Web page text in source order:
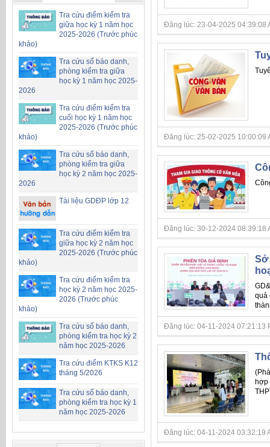
Tra cứu điểm kiểm tra
giữa học kỳ 1 năm học
2025-2026 (Trước phúc
khảo)
Tra cứu số báo danh,
phòng kiểm tra giữa
học kỳ 1 năm học 2025-
2026
Tra cứu điểm kiểm tra
cuối học kỳ 1 năm học
2025-2026 (Trước phúc
khảo)
Tra cứu số báo danh,
phòng kiểm tra giữa
học kỳ 2 năm học 2025-
2026
Tài liệu GDĐP lớp 12
Tra cứu điểm kiểm tra
giữa học kỳ 2 năm học
2025-2026 (Trước phúc
khảo)
Tra cứu điểm kiểm tra
học kỳ 2 năm học 2025-
2026 (Trước phúc
khảo)
Tra cứu số báo danh,
phòng kiểm tra học kỳ 2
năm học 2025-2026
Tra cứu điểm KTKS K12
tháng 5/2026
Tra cứu số báo danh,
phòng kiểm tra học kỳ 1
năm học 2025-2026
Đăng lúc: 23-04-2025 04:39:08
Đăng lúc: 25-02-2025 10:00:09
Đăng lúc: 30-12-2024 08:39:18
Sở
quả
Đăng lúc: 04-11-2024 07:21:13
hợp
Đăng lúc: 04-11-2024 03:32:19